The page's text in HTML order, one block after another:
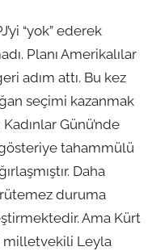
“yok” ederek
Planı Amerikalılar
adım attı. Bu kez
seçimi kazanmak
Günü’nde
tahammülü
Daha
duruma
Ama Kürt
milletvekili Leyla